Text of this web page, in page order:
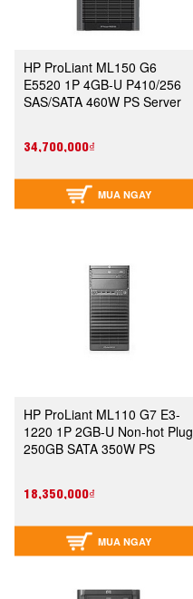
HP ProLiant ML150 G6
E5520 1P 4GB-U P410/256
SAS/SATA 460W PS Server
34,700,000₫
MUA NGAY
HP ProLiant ML110 G7 E3-
1220 1P 2GB-U Non-hot Plug
250GB SATA 350W PS
18,350,000₫
MUA NGAY